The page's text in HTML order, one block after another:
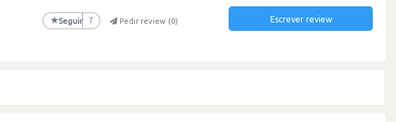
★Seguir 7 Pedir review (0) Escrever review